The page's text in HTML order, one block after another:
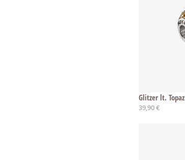
Glitzer lt. Topaz
39,90 €